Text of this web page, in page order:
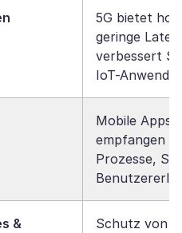
5G bietet
geringe
verbessert
IoT-
Mobile Apps
empfangen
Prozesse,
&
Schutz von